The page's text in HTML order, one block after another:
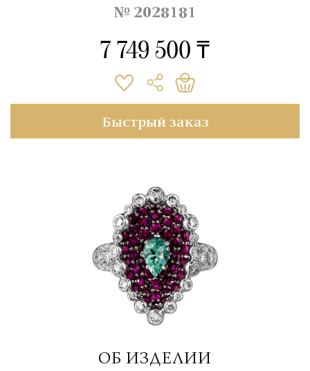
№ 2028181
7 749 500 ₸
Быстрый заказ
ОБ ИЗДЕЛИИ